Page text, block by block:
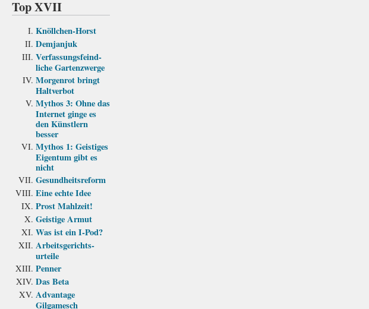
Top XVII
Knöllchen-Horst
Demjanjuk
Verfassungs­feind­
liche Garten­zwerge
Morgenrot bringt
Haltverbot
Mythos 3: Ohne das
Internet ginge es
den Künstlern
besser
Mythos 1: Geistiges
Eigentum gibt es
nicht
Gesundheits­reform
Eine echte Idee
Prost Mahlzeit!
Geistige Armut
Was ist ein I-Pod?
Arbeits­gerichts­
urteile
Penner
Das Beta
Advantage
Gilgamesch